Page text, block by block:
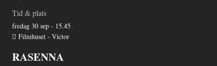
Tid & plats
fredag 30 sep - 15.45
Filmhuset - Victor
RASENNA